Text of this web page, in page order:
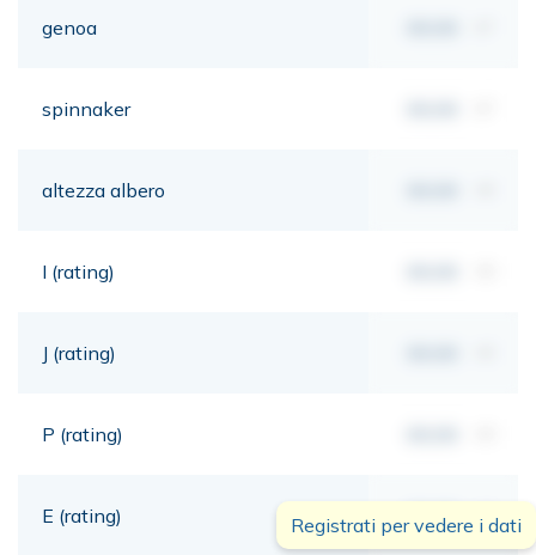
genoa
spinnaker
altezza albero
I (rating)
J (rating)
P (rating)
E (rating) 00,00 mt
Registrati per vedere i dati